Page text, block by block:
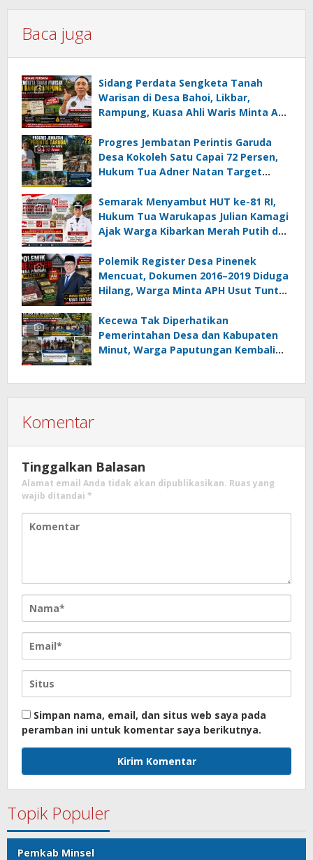
Baca juga
Sidang Perdata Sengketa Tanah
Warisan di Desa Bahoi, Likbar,
Rampung, Kuasa Ahli Waris Minta APH
Korupsi Dandes
Progres Jembatan Perintis Garuda
Desa Kokoleh Satu Capai 72 Persen,
Hukum Tua Adner Natan Target
Semarak Menyambut HUT ke-81 RI,
Hukum Tua Warukapas Julian Kamagi
Ajak Warga Kibarkan Merah Putih dan
Polemik Register Desa Pinenek
Mencuat, Dokumen 2016–2019 Diduga
Hilang, Warga Minta APH Usut Tuntas
Kumtua HK
Kecewa Tak Diperhatikan
Pemerintahan Desa dan Kabupaten
Minut, Warga Paputungan Kembali
Komentar
Tinggalkan Balasan
Alamat email Anda tidak akan dipublikasikan. Ruas yang
wajib ditandai *
Simpan nama, email, dan situs web saya pada
peramban ini untuk komentar saya berikutnya.
Topik Populer
Pemkab Minsel